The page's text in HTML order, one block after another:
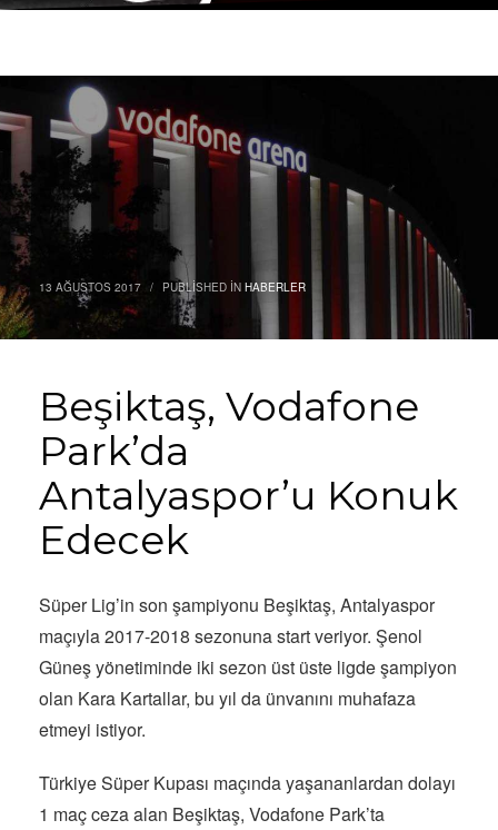
13 AĞUSTOS 2017 / PUBLISHED IN HABERLER
Beşiktaş, Vodafone
Park’da
Antalyaspor’u Konuk
Edecek
Süper Lig’in son şampiyonu Beşiktaş, Antalyaspor
maçıyla 2017-2018 sezonuna start veriyor. Şenol
Güneş yönetiminde iki sezon üst üste ligde şampiyon
olan Kara Kartallar, bu yıl da ünvanını muhafaza
etmeyi istiyor.
Türkiye Süper Kupası maçında yaşananlardan dolayı
1 maç ceza alan Beşiktaş, Vodafone Park’ta